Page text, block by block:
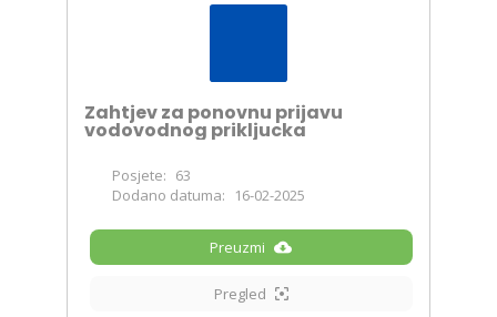
Zahtjev za ponovnu prijavu
vodovodnog prikljucka
Posjete: 63
Dodano datuma:
16-02-2025
Preuzmi
Pregled